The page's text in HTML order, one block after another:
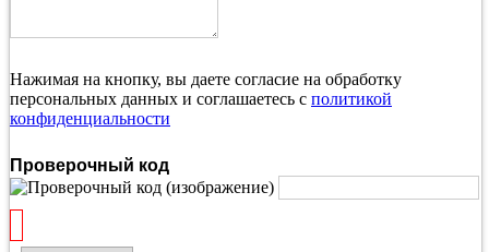
Нажимая на кнопку, вы даете согласие на обработку
персональных данных и соглашаетесь с политикой
конфиденциальности
Проверочный код